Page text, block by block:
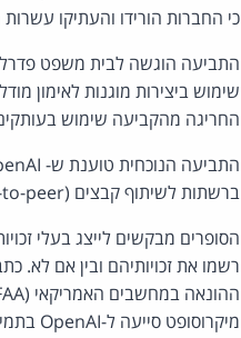
כי החברות הורידו והעתיקו עשרות
התביעה הוגשה לבית משפט
החריגה מהקביעה שימוש בעותקים
ברשתות לשיתוף קבצים (peer-to-peer) ובמאגרי מידע לא חוקיים כגון BookCorpus ו-Library Genesis.